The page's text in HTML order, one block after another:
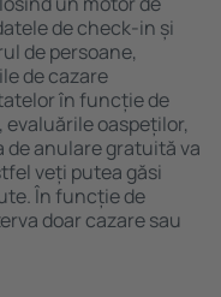
de check-in și
de persoane,
de cazare
în funcție de
oaspeților,
anulare gratuită va
veți putea găsi
În funcție de
doar cazare sau